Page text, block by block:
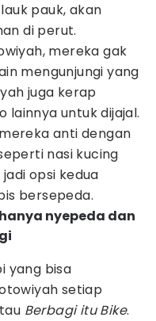
pauk, akan
di perut.
mereka gak
mengunjungi yang
juga kerap
lainnya untuk dijajal.
anti dengan
nasi kucing
opsi kedua
bersepeda.
nyepeda dan
yang bisa
setiap
Berbagi itu Bike.